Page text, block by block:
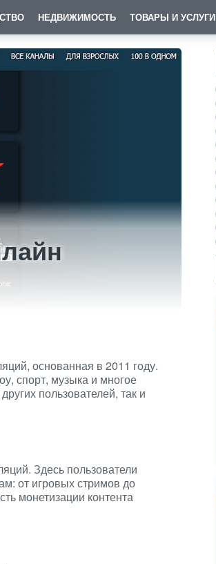
НЕДВИЖИМОСТЬ ТОВАРЫ И УСЛУГИ
основанная в 2011 году.
спорт, музыка и многое
пользователей, так и
Здесь пользователи
от игровых стримов до
монетизации контента